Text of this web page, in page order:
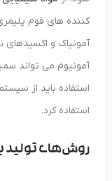
کننده های فوم
آمونیاک و اکسیدهای
آمونیوم می تواند
استفاده باید از
استفاده کرد.
روش‌های تولید